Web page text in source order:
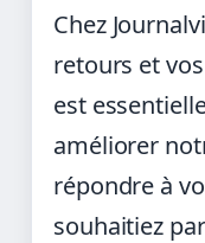
Chez
retours et
est
améliorer
répondre à
souhaitiez